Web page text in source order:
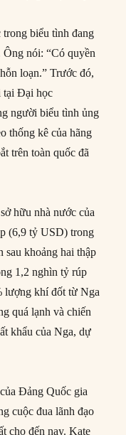
trong biểu tình đang
nói: “Có quyền
loạn.” Trước đó,
tại Đại học
người biểu tình ủng
thống kê của hãng
trên toàn quốc đã
hữu nhà nước của
(6,9 tỷ USD) trong
sau khoảng hai thập
1,2 nghìn tỷ rúp
lượng khí đốt từ Nga
quá lạnh và chiến
khẩu của Nga, dự
Đảng Quốc gia
cuộc đua lãnh đạo
cho đến nay. Kate